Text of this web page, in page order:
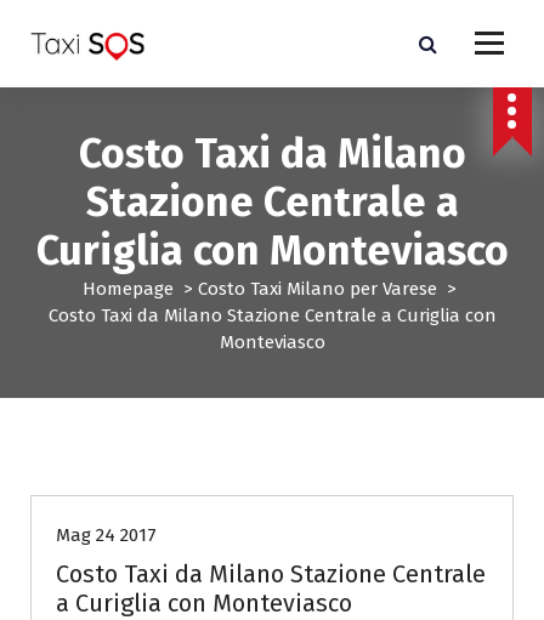
a
Costo Taxi da Milano
Stazione Centrale a
Curiglia con Monteviasco
Homepage > Costo Taxi Milano per Varese >
Costo Taxi da Milano Stazione Centrale a Curiglia con
Monteviasco
Mag 24 2017
Costo Taxi da Milano Stazione Centrale
a Curiglia con Monteviasco